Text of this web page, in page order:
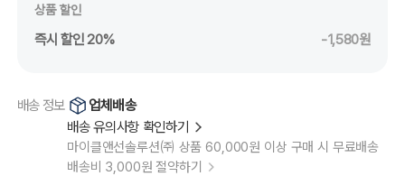
상품 할인
즉시 할인 20% -1,580원
배송 정보
업체배송
배송 유의사항 확인하기
마이클앤선솔루션㈜ 상품 60,000원 이상 구매 시 무료배송
배송비 3,000원 절약하기